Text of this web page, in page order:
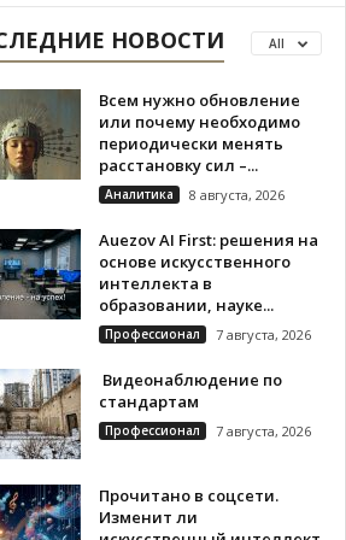
НОВОСТИ All
Всем нужно обновление
или почему необходимо
периодически менять
расстановку сил –...
Аналитика 8 августа, 2026
Auezov AI First: решения на
основе искусственного
интеллекта в
образовании, науке...
Профессионал 7 августа, 2026
Видеонаблюдение по
стандартам
Профессионал 7 августа, 2026
Прочитано в соцсети.
Изменит ли